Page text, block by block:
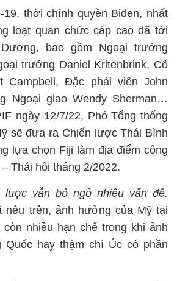
19, thời chính quyền Biden, nhất
loạt quan chức cấp cao đã tới
bao gồm Ngoại trưởng
trưởng Daniel Kritenbrink, Cố
Campbell, Đặc phái viên John
Ngoại giao Wendy Sherman…
ngày 12/7/22, Phó Tổng thống
sẽ đưa ra Chiến lược Thái Bình
lựa chọn Fiji làm địa điểm công
Thái hồi tháng 2/2022.
lược vẫn bỏ ngỏ nhiều vấn đề.
nêu trên, ảnh hưởng của Mỹ tại
nhiều hạn chế trong khi ảnh
Quốc hay thậm chí Úc có phần